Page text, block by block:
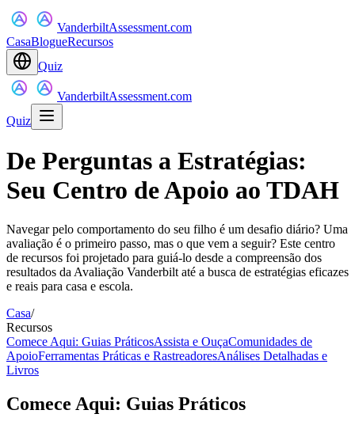
VanderbiltAssessment.com
CasaBlogueRecursos
Quiz
VanderbiltAssessment.com
Quiz
De Perguntas a Estratégias:
Seu Centro de Apoio ao TDAH
Navegar pelo comportamento do seu filho é um desafio diário? Uma
avaliação é o primeiro passo, mas o que vem a seguir? Este centro
de recursos foi projetado para guiá-lo desde a compreensão dos
resultados da Avaliação Vanderbilt até a busca de estratégias eficazes
e reais para casa e escola.
Casa/
Recursos
Comece Aqui: Guias PráticosAssista e OuçaComunidades de
ApoioFerramentas Práticas e RastreadoresAnálises Detalhadas e
Livros
Comece Aqui: Guias Práticos